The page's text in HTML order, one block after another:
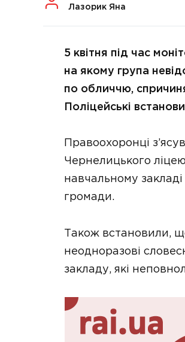
Лазорик Яна
5 квітня під час
на якому група
по обличчю,
Поліцейські
Правоохоронці
Чернелицького
навчальному закладі
громади.
Також встановили,
неодноразові
закладу, які